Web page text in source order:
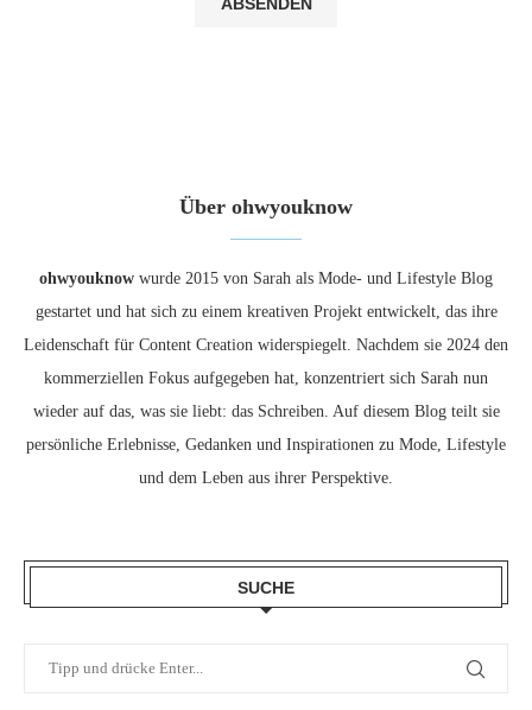
Über ohwyouknow
ohwyouknow wurde 2015 von Sarah als Mode- und Lifestyle Blog
gestartet und hat sich zu einem kreativen Projekt entwickelt, das ihre
Leidenschaft für Content Creation widerspiegelt. Nachdem sie 2024 den
kommerziellen Fokus aufgegeben hat, konzentriert sich Sarah nun
wieder auf das, was sie liebt: das Schreiben. Auf diesem Blog teilt sie
persönliche Erlebnisse, Gedanken und Inspirationen zu Mode, Lifestyle
und dem Leben aus ihrer Perspektive.
SUCHE